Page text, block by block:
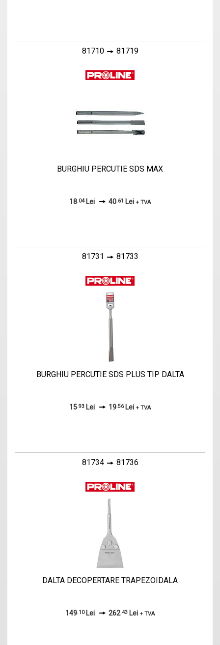
81710 81719
BURGHIU PERCUTIE SDS MAX
18.04Lei 40.61 Lei + TVA
81731 81733
BURGHIU PERCUTIE SDS PLUS TIP DALTA
15.93 Lei 19.56Lei + TVA
81734 81736
DALTA DECOPERTARE TRAPEZOIDALA
149.10Lei 262.43 Lei + TVA